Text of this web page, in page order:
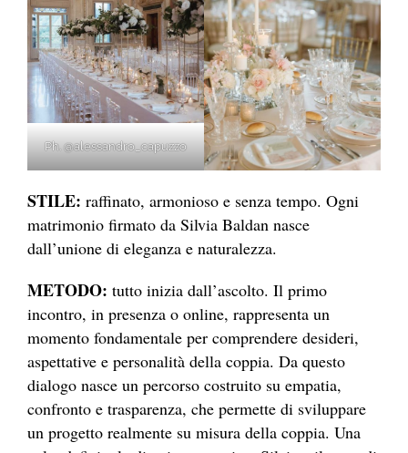
Ph. @alessandro_capuzzo
STILE: raffinato, armonioso e senza tempo. Ogni
matrimonio firmato da Silvia Baldan nasce
dall’unione di eleganza e naturalezza.
METODO: tutto inizia dall’ascolto. Il primo
incontro, in presenza o online, rappresenta un
momento fondamentale per comprendere desideri,
aspettative e personalità della coppia. Da questo
dialogo nasce un percorso costruito su empatia,
confronto e trasparenza, che permette di sviluppare
un progetto realmente su misura della coppia. Una